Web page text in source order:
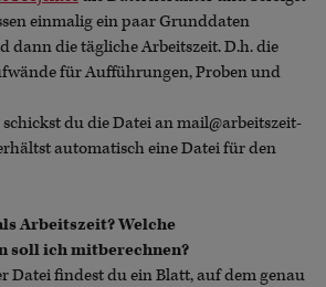
einmalig ein paar Grunddaten
dann die tägliche Arbeitszeit. D.h. die
für Aufführungen, Proben und
du die Datei an mail@arbeitszeit-
automatisch eine Datei für den
Arbeitszeit? Welche
soll ich mitberechnen?
Datei findest du ein Blatt, auf dem genau